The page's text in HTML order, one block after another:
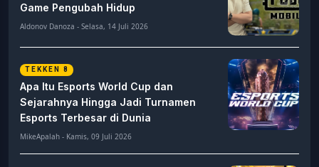
Game Pengubah Hidup
Aldonov Danoza - Selasa, 14 Juli 2026
TEKKEN 8
Apa Itu Esports World Cup dan
Sejarahnya Hingga Jadi Turnamen
Esports Terbesar di Dunia
MikeApalah - Kamis, 09 Juli 2026